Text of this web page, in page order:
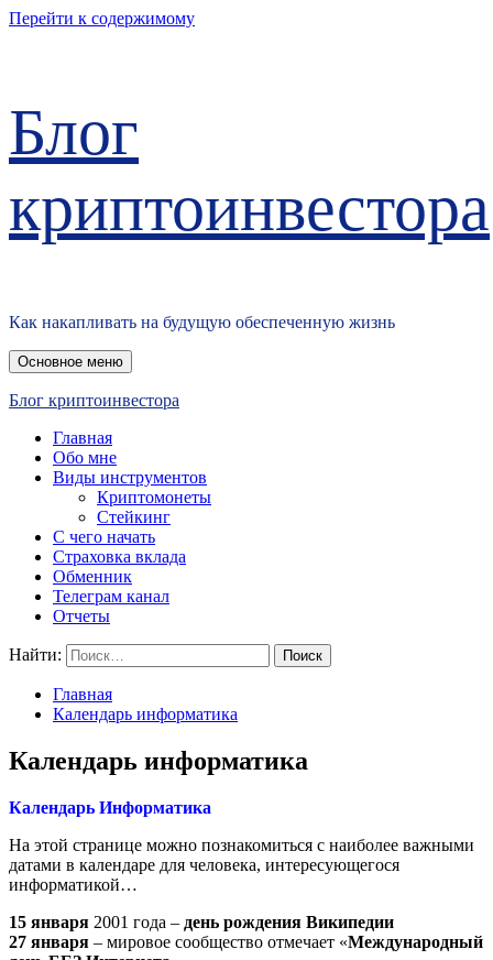
Перейти к содержимому
Блог
криптоинвестора
Как накапливать на будущую обеспеченную жизнь
Основное меню
Блог криптоинвестора
Главная
Обо мне
Виды инструментов
Криптомонеты
Стейкинг
С чего начать
Страховка вклада
Обменник
Телеграм канал
Отчеты
Найти:
Главная
Календарь информатика
Календарь информатика
Календарь Информатика
На этой странице можно познакомиться с наиболее важными
датами в календаре для человека, интересующегося
информатикой…
15 января 2001 года – день рождения Википедии
27 января – мировое сообщество отмечает «Международный